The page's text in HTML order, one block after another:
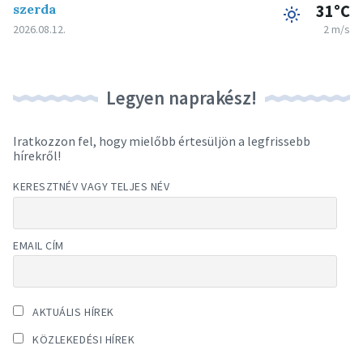
szerda
2026.08.12.
31°C
2 m/s
Legyen naprakész!
Iratkozzon fel, hogy mielőbb értesüljön a legfrissebb
hírekről!
KERESZTNÉV VAGY TELJES NÉV
EMAIL CÍM
AKTUÁLIS HÍREK
KÖZLEKEDÉSI HÍREK